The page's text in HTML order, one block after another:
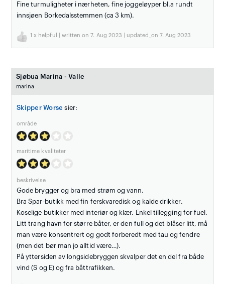
Fine turmuligheter i nærheten, fine joggeløyper bl.a rundt
innsjøen Borkedalsstemmen (ca 3 km).
1 x helpful | written on 7. Aug 2023 | updated_on 7. Aug 2023
Sjøbua Marina - Valle
marina
Skipper Worse sier:
område
maritime kvaliteter
beskrivelse
Gode brygger og bra med strøm og vann.
Bra Spar-butikk med fin ferskvaredisk og kalde drikker.
Koselige butikker med interiør og klær. Enkel tillegging for fuel.
Litt trang havn for større båter, er den full og det blåser litt, må
man være konsentrert og godt forberedt med tau og fendre
(men det bør man jo alltid være…).
På yttersiden av longsidebryggen skvalper det en del fra både
vind (S og E) og fra båttrafikken.